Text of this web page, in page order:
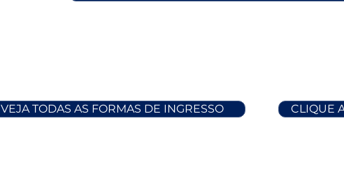
VEJA TODAS AS FORMAS DE INGRESSO CLIQUE